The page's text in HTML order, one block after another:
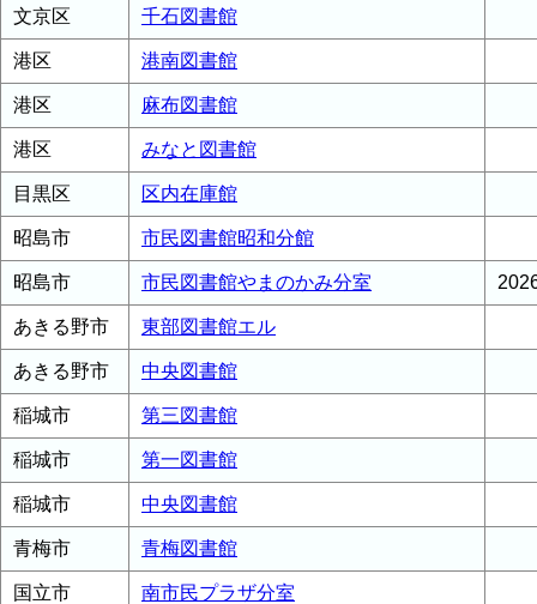
文京区 千石図書館
港区 港南図書館
港区 麻布図書館
港区 みなと図書館
目黒区 区内在庫館
昭島市 市民図書館昭和分館
昭島市 市民図書館やまのかみ分室
あきる野市 東部図書館エル
あきる野市 中央図書館
稲城市 第三図書館
稲城市 第一図書館
稲城市 中央図書館
青梅市 青梅図書館
国立市 南市民プラザ分室